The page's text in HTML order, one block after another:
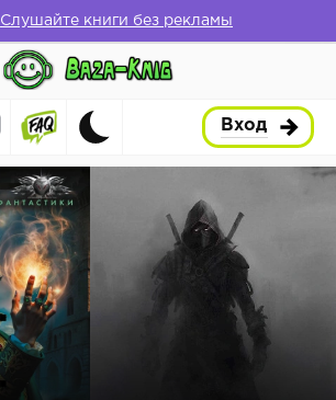
Слушайте книги без рекламы
Вход